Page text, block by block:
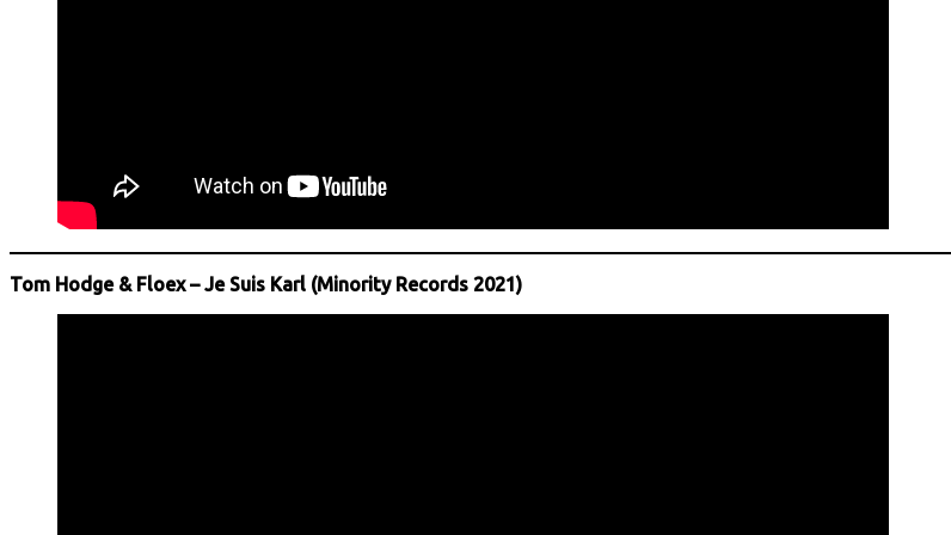
Tom Hodge & Floex – Je Suis Karl (Minority Records 2021)